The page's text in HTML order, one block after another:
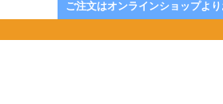
ご注文はオンラインショップより